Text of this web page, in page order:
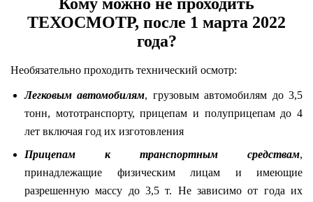
ТЕХОСМОТР, после 1 марта 2022
года?
Необязательно проходить технический осмотр:
Легковым автомобилям, грузовым автомобилям до 3,5
тонн, мототранспорту, прицепам и полуприцепам до 4
лет включая год их изготовления
Прицепам к транспортным средствам,
принадлежащие физическим лицам и имеющие
разрешенную массу до 3,5 т. Не зависимо от года их